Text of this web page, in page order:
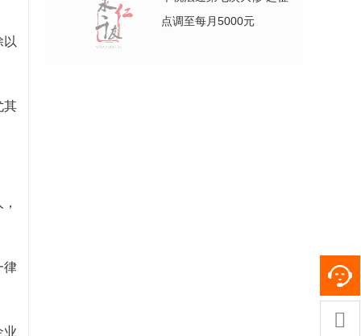
其
律
业
点调至每月5000元
